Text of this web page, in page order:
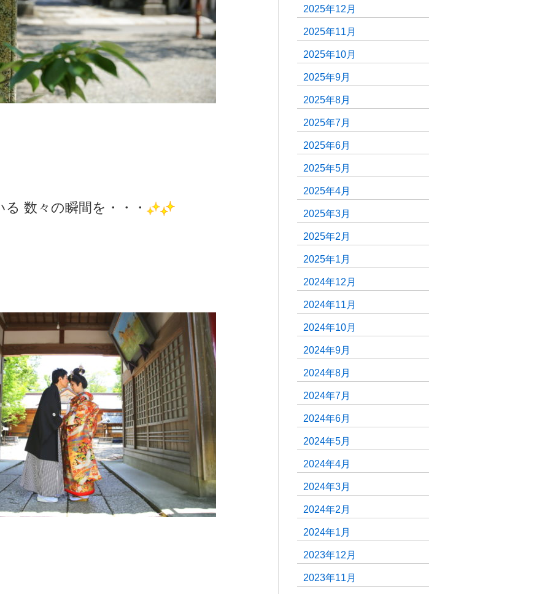
数々の瞬間を・・・
2025年12月
2025年11月
2025年10月
2025年9月
2025年8月
2025年7月
2025年6月
2025年5月
2025年4月
2025年3月
2025年2月
2025年1月
2024年12月
2024年11月
2024年10月
2024年9月
2024年8月
2024年7月
2024年6月
2024年5月
2024年4月
2024年3月
2024年2月
2024年1月
2023年12月
2023年11月